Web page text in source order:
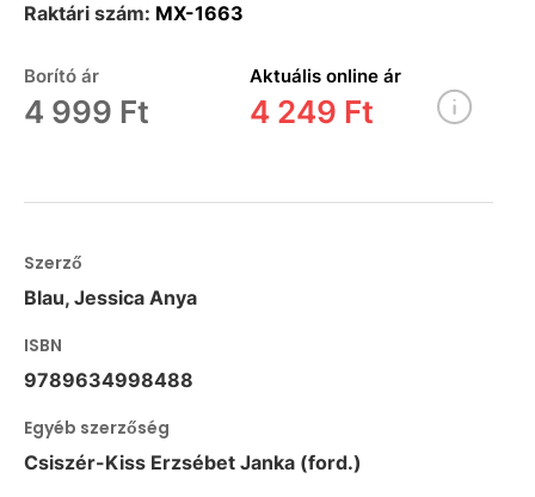
Raktári szám: MX-1663
Borító ár
4 999 Ft
Aktuális online ár
4 249 Ft
Szerző
Blau, Jessica Anya
ISBN
9789634998488
Egyéb szerzőség
Csiszér-Kiss Erzsébet Janka (ford.)